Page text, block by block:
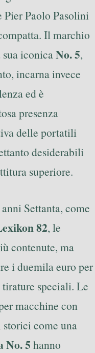
Paolo Pasolini
Il marchio
iconicaNo. 5,
incarna invece
ed è
presenza
delle portatili
desiderabili
superiore.
Settanta, come
82, le
contenute, ma
i duemila euro per
speciali. Le
macchine con
come una
No. 5 hanno